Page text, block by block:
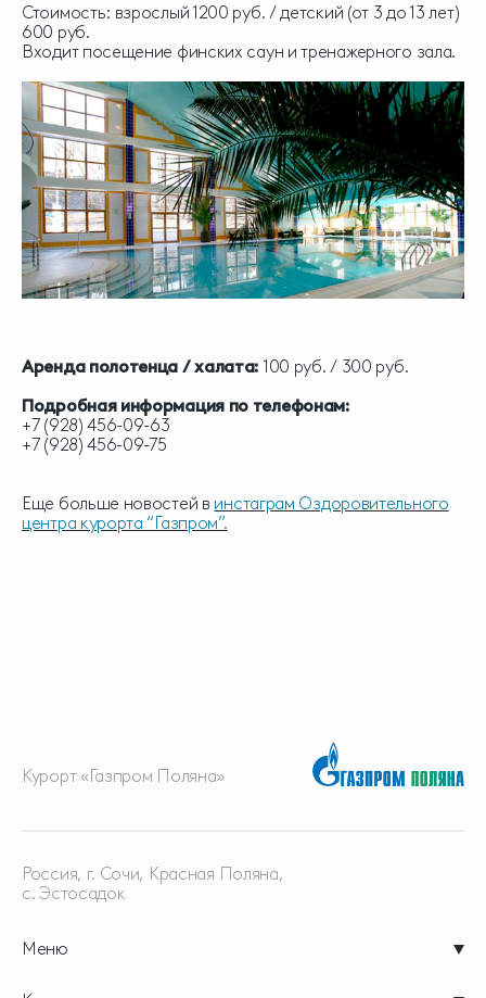
Стоимость: взрослый 1200 руб. / детский (от 3 до 13 лет)
600 руб.
Входит посещение финских саун и тренажерного зала.
Аренда полотенца / халата: 100 руб. / 300 руб.
Подробная информация по телефонам:
+7 (928) 456-09-63
+7 (928) 456-09-75
Еще больше новостей в инстаграм Оздоровительного
центра курорта “Газпром”.
Курорт «Газпром Поляна»
Меню
Россия, г. Сочи, Красная Поляна,
с. Эстосадок